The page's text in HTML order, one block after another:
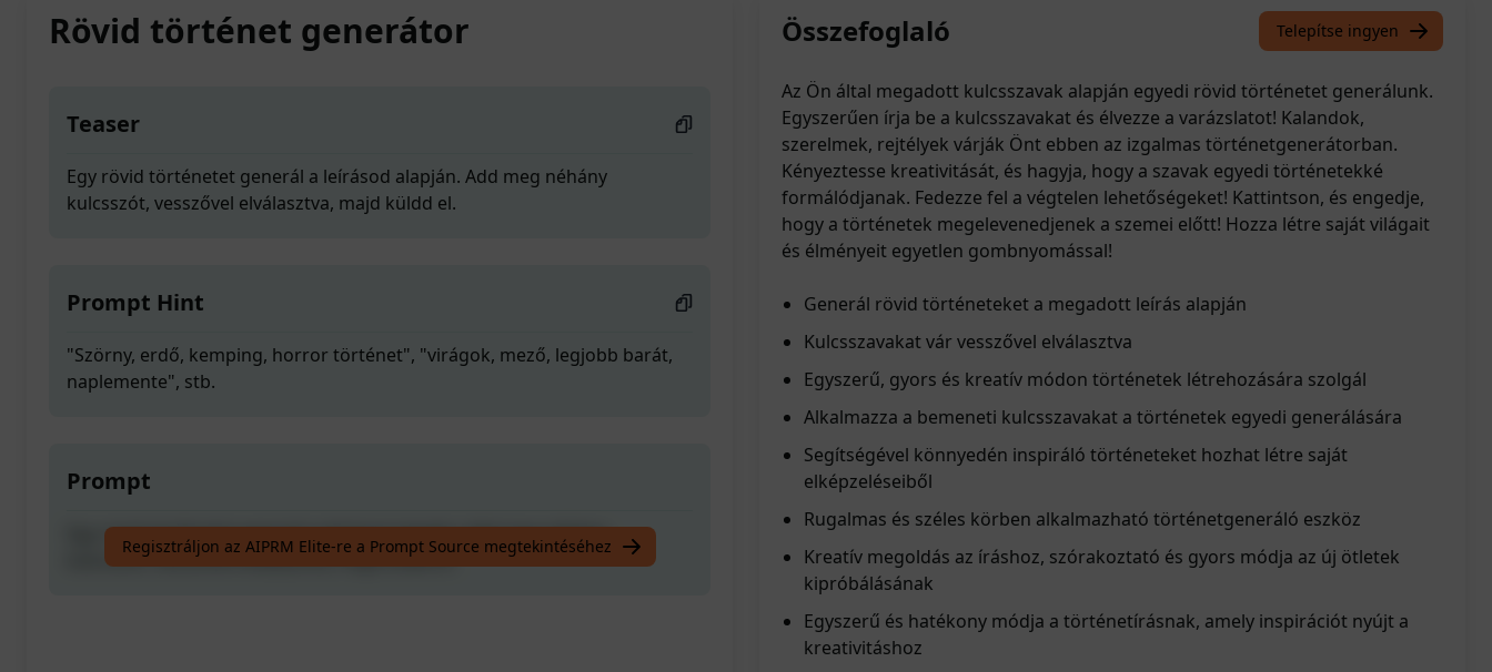
Rövid történet generátor
Teaser
Egy rövid történetet generál a leírásod alapján. Add meg néhány
kulcsszót, vesszővel elválasztva, majd küldd el.
Prompt Hint
"Szörny, erdő, kemping, horror történet", "virágok, mező, legjobb barát,
naplemente", stb.
Prompt
Egy rövid történetet generál a leírásod alapján. Add meg néhány
kulcsszót, vesszővel elválasztva, majd küldd el.
Regisztráljon az AIPRM Elite-re a Prompt Source megtekintéséhez
Összefoglaló Telepítse ingyen
Az Ön által megadott kulcsszavak alapján egyedi rövid történetet generálunk.
Egyszerűen írja be a kulcsszavakat és élvezze a varázslatot! Kalandok,
szerelmek, rejtélyek várják Önt ebben az izgalmas történetgenerátorban.
Kényeztesse kreativitását, és hagyja, hogy a szavak egyedi történetekké
formálódjanak. Fedezze fel a végtelen lehetőségeket! Kattintson, és engedje,
hogy a történetek megelevenedjenek a szemei előtt! Hozza létre saját világait
és élményeit egyetlen gombnyomással!
Generál rövid történeteket a megadott leírás alapján
Kulcsszavakat vár vesszővel elválasztva
Egyszerű, gyors és kreatív módon történetek létrehozására szolgál
Alkalmazza a bemeneti kulcsszavakat a történetek egyedi generálására
Segítségével könnyedén inspiráló történeteket hozhat létre saját
elképzeléseiből
Rugalmas és széles körben alkalmazható történetgeneráló eszköz
Kreatív megoldás az íráshoz, szórakoztató és gyors módja az új ötletek
kipróbálásának
Egyszerű és hatékony módja a történetírásnak, amely inspirációt nyújt a
kreativitáshoz